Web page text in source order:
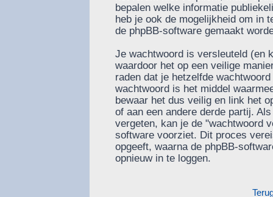
bepalen welke informatie
heb je ook de mogelijkheid om in
de phpBB-software gemaakt
Je wachtwoord is versleuteld (en
waardoor het op een veilige
raden dat je hetzelfde
wachtwoord is het middel
bewaar het dus veilig en link het
of aan een andere derde partij.
vergeten, kan je de "wachtwoord
software voorziet. Dit proces
opgeeft, waarna de phpBB-
opnieuw in te loggen.